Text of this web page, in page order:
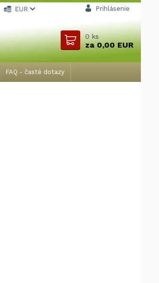
FAQ - časté dotazy
EUR Prihlásenie
0ks
za0,00 EUR